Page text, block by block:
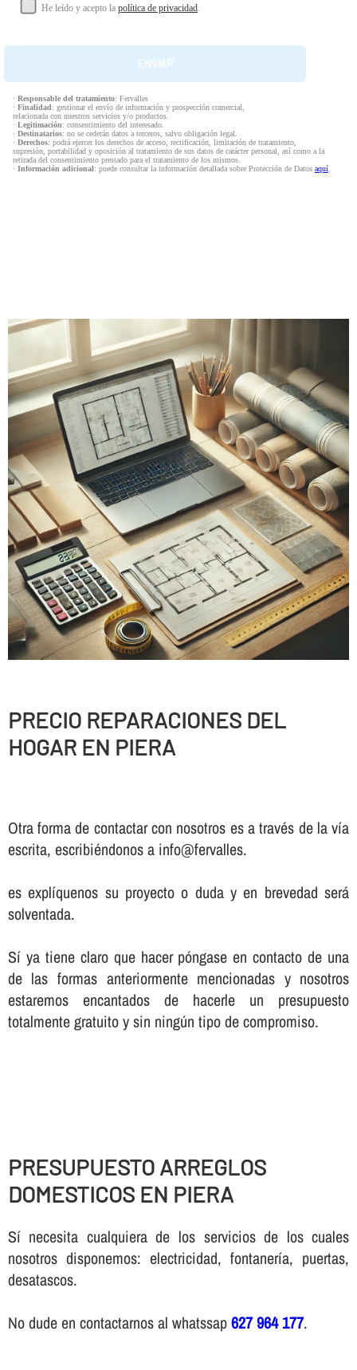
He leído y acepto la política de privacidad.
· Responsable del tratamiento: Fervalles
· Finalidad: gestionar el envío de información y prospección comercial,
relacionada con nuestros servicios y/o productos.
· Legitimación: consentimiento del interesado.
· Destinatarios: no se cederán datos a terceros, salvo obligación legal.
· Derechos: podrá ejercer los derechos de acceso, rectificación, limitación de tratamiento,
supresión, portabilidad y oposición al tratamiento de sus datos de carácter personal, así como a la
retirada del consentimiento prestado para el tratamiento de los mismos.
· Información adicional: puede consultar la información detallada sobre Protección de Datos aquí.
PRECIO REPARACIONES DEL
HOGAR EN PIERA
Otra forma de contactar con nosotros es a través de la vía
escrita, escribiéndonos a info@fervalles.
es explíquenos su proyecto o duda y en brevedad será
solventada.
Sí ya tiene claro que hacer póngase en contacto de una
de las formas anteriormente mencionadas y nosotros
estaremos encantados de hacerle un presupuesto
totalmente gratuito y sin ningún tipo de compromiso.
PRESUPUESTO ARREGLOS
DOMESTICOS EN PIERA
Sí necesita cualquiera de los servicios de los cuales
nosotros disponemos: electricidad, fontanería, puertas,
desatascos.
No dude en contactarnos al whatssap627 964 177.